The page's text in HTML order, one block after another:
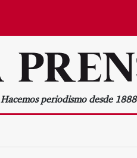
Hacemos periodismo desde 1888